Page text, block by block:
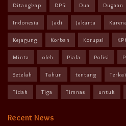
Ditangkap DPR Dua Dugaan
Indonesia Jadi Jakarta Karena
Kejagung Korban Korupsi
Minta oleh Piala Polisi
Setelah Tahun tentang
Tidak Tiga Timnas untuk
Recent News